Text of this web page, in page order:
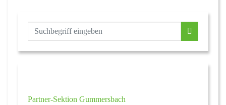
Partner-Sektion Gummersbach